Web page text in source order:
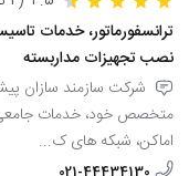
ترانسفورماتور، خدمات
نصب تجهیزات مداربسته
شرکت سازمند سازان
متخصص خود، خدمات جامعی
اماکن، شبکه های ک...